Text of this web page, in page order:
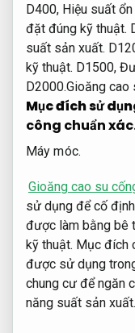
D400, Hiệu suất ổn
đặt đúng kỹ thuật.
suất sản xuất.
kỹ thuật. D1500,
D2000.Gioăng
Mục đích sử
công chuẩn
Máy móc.
Gioăng cao su
sử dụng để cố
được làm bằng bê
kỹ thuật. Mục đích
được sử dụng
chung cư để ngăn
năng suất sản xuất.